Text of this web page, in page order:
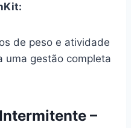
de peso e atividade
uma gestão completa
–